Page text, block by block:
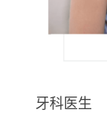
牙科医生